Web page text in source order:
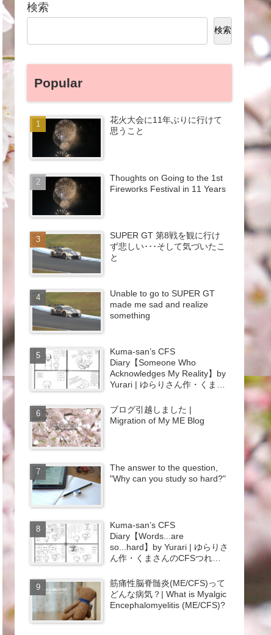
検索
検索
Popular
花火大会に11年ぶりに行けて
思うこと
Thoughts on Going to the 1st
Fireworks Festival in 11 Years
SUPER GT 第8戦を観に行け
ず悲しい･･･そして気づいたこ
と
Unable to go to SUPER GT
made me sad and realize
something
Kuma-san’s CFS
Diary【Someone Who
Acknowledges My Reality】by
Yurari | ゆらりさん作・くまさ
合ってくれる人】{#44}
ブログ引越しました |
Migration of My ME Blog
The answer to the question,
"Why can you study so hard?"
Kuma-san’s CFS
Diary【Words...are
so...hard】by Yurari | ゆらりさ
ん作・くまさんのCFSつれづ
変･･･】{#43}
筋痛性脳脊髄炎(ME/CFS)って
どんな病気？| What is Myalgic
Encephalomyelitis (ME/CFS)?